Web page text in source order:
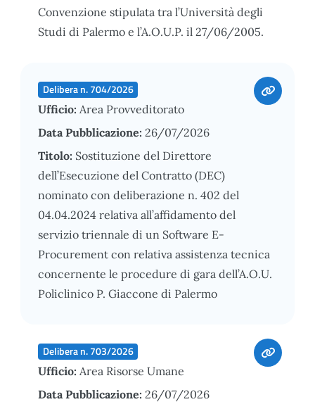
Convenzione stipulata tra l’Università degli
Studi di Palermo e l’A.O.U.P. il 27/06/2005.
Delibera n. 704/2026
Ufficio: Area Provveditorato
Data Pubblicazione: 26/07/2026
Titolo: Sostituzione del Direttore
dell’Esecuzione del Contratto (DEC)
nominato con deliberazione n. 402 del
04.04.2024 relativa all’affidamento del
servizio triennale di un Software E-
Procurement con relativa assistenza tecnica
concernente le procedure di gara dell’A.O.U.
Policlinico P. Giaccone di Palermo
Delibera n. 703/2026
Ufficio: Area Risorse Umane
Data Pubblicazione: 26/07/2026